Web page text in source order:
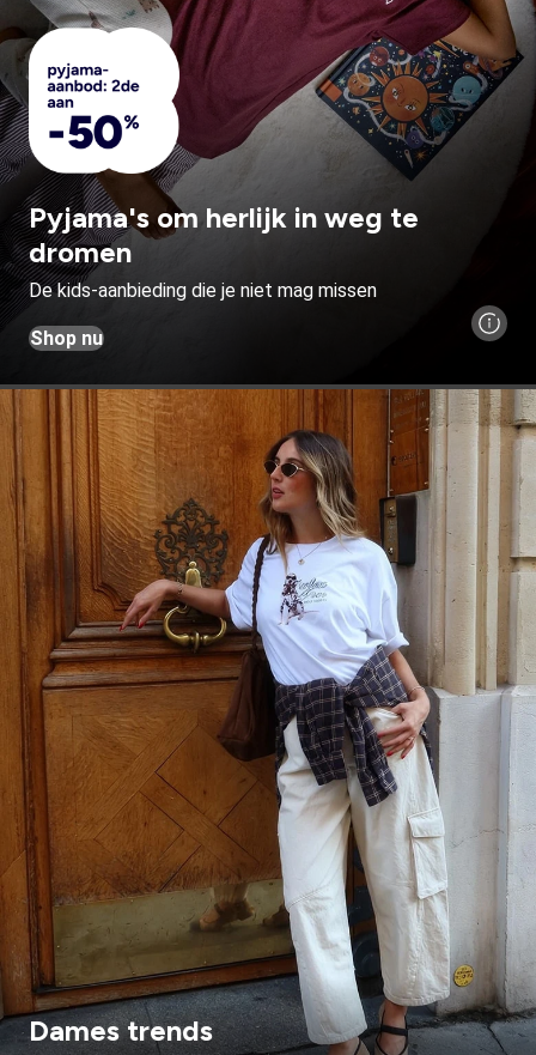
Pyjama's om herlijk in weg te
dromen
De kids-aanbieding die je niet mag missen
Shop nu
Dames trends